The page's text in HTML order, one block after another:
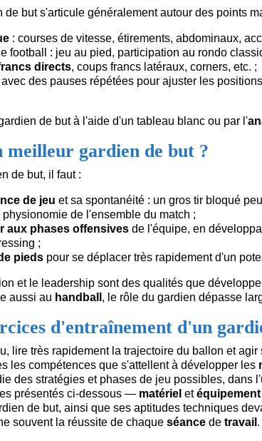
de but s'articule généralement autour des points
: courses de vitesse, étirements, abdominaux,
football : jeu au pied, participation au rondo
directs, coups francs latéraux, corners, etc. ;
des pauses répétées pour ajuster les
de but à l'aide d'un tableau blanc ou par l'
meilleur gardien de but ?
de but, il faut :
de jeu et sa spontanéité : un gros tir bloqué
de l'ensemble du match ;
aux phases offensives de l'équipe, en
;
pieds pour se déplacer très rapidement d'un
et le leadership sont des qualités que
aussi au handball , le rôle du gardien dépasse
d'entraînement d'un
lire très rapidement la trajectoire du ballon et
les compétences que s'attellent à développer les
des stratégies et phases de jeu possibles, dans
présentés ci-dessous — matériel etéquipement
de but, ainsi que ses aptitudes techniques
souvent la réussite de chaque séance de travail .